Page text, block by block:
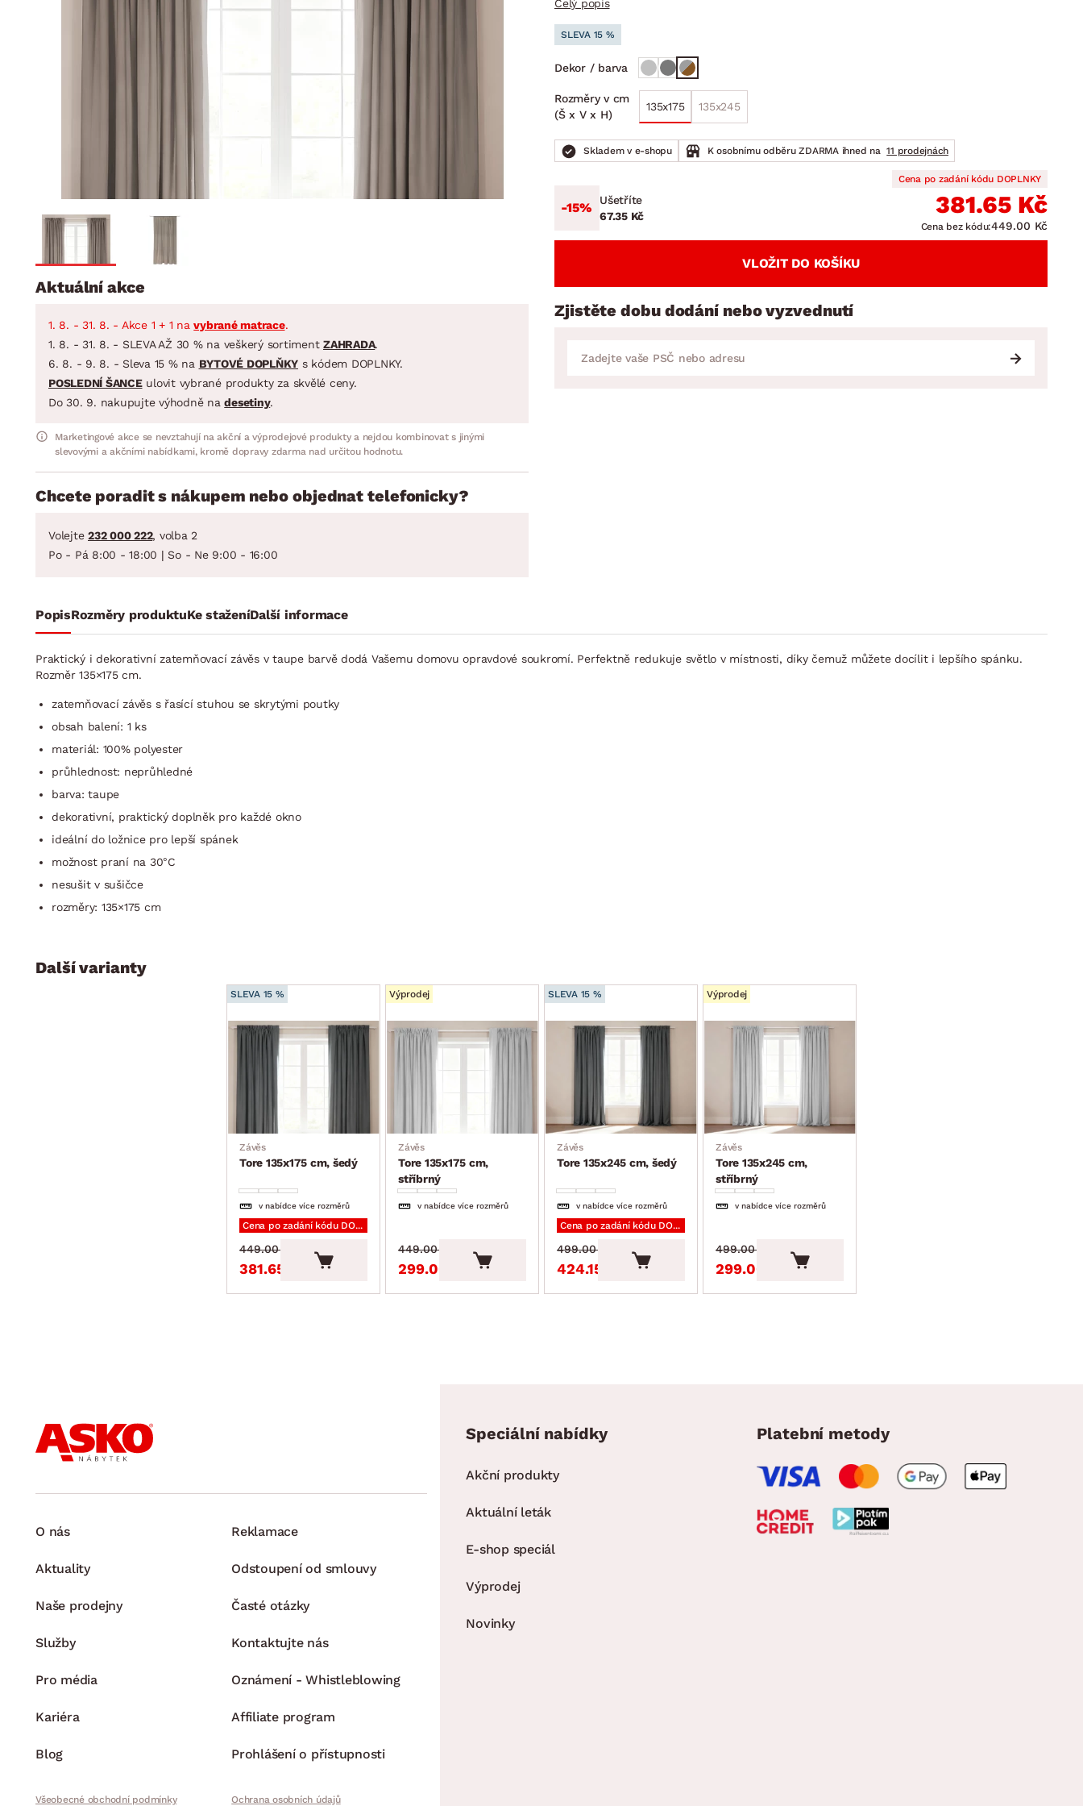
Domácnost
STOLOVÁNÍ A VAŘENÍ DOMÁCÍ SPOTŘEBIČE
Zahradní sestavy
Celý popis
SLEVA 15 %
Dekor / barva
Rozměry v cm
(Š x V x H)
135x175 135x245
Skladem v e-shopu K osobnímu odběru ZDARMA ihned na 11 prodejnách
-15%
Ušetříte
67.35 Kč
Cena po zadání kódu DOPLNKY
381.65 Kč
Cena bez kódu:449.00 Kč
VLOŽIT DO KOŠÍKU
Zjistěte dobu dodání nebo vyzvednutí
Aktuální akce
1. 8. - 31. 8. - Akce 1 + 1 navybrané matrace.
1. 8. - 31. 8. - SLEVA AŽ 30 % na veškerý sortiment ZAHRADA.
6. 8. - 9. 8. - Sleva 15 % na BYTOVÉ DOPLŇKY s kódem DOPLNKY.
POSLEDNÍ ŠANCEulovit vybrané produkty za skvělé ceny.
Do 30. 9. nakupujte výhodně nadesetiny.
Marketingové akce se nevztahují na akční a výprodejové produkty a nejdou kombinovat s jinými
slevovými a akčními nabídkami, kromě dopravy zdarma nad určitou hodnotu.
Chcete poradit s nákupem nebo objednat telefonicky?
Volejte 232 000 222, volba 2
Po - Pá 8:00 - 18:00 | So - Ne 9:00 - 16:00
PopisRozměry produktuKe staženíDalší informace
Praktický i dekorativní zatemňovací závěs v taupe barvě dodá Vašemu domovu opravdové soukromí. Perfektně redukuje světlo v místnosti, díky čemuž můžete docílit i lepšího spánku.
Rozměr 135×175 cm.
zatemňovací závěs s řasící stuhou se skrytými poutky
obsah balení: 1 ks
materiál: 100% polyester
průhlednost: neprůhledné
barva: taupe
dekorativní, praktický doplněk pro každé okno
ideální do ložnice pro lepší spánek
možnost praní na 30°C
nesušit v sušičce
rozměry: 135×175 cm
Další varianty
SLEVA 15 %
Závěs
Tore 135x175 cm, šedý
v nabídce více rozměrů
Cena po zadání kódu DOPLNKY
381.65 Kč
449.00 Kč
Výprodej
Závěs
Tore 135x175 cm,
stříbrný
v nabídce více rozměrů
299.00 Kč
449.00 Kč
SLEVA 15 %
Závěs
Tore 135x245 cm, šedý
v nabídce více rozměrů
Cena po zadání kódu DOPLNKY
424.15 Kč
499.00 Kč
Výprodej
Závěs
Tore 135x245 cm,
stříbrný
v nabídce více rozměrů
299.00 Kč
499.00 Kč
O nás
Aktuality
Naše prodejny
Služby
Pro média
Kariéra
Blog
Reklamace
Odstoupení od smlouvy
Časté otázky
Kontaktujte nás
Oznámení - Whistleblowing
Affiliate program
Prohlášení o přístupnosti
Všeobecné obchodní podmínky Ochrana osobních údajů
Speciální nabídky
Akční produkty
Aktuální leták
E-shop speciál
Výprodej
Novinky
Platební metody